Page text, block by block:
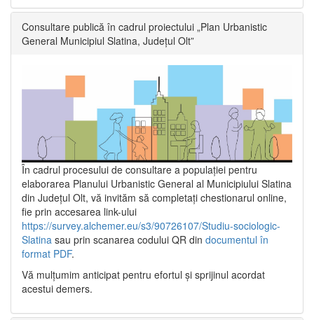
Consultare publică în cadrul proiectului „Plan Urbanistic
General Municipiul Slatina, Județul Olt”
În cadrul procesului de consultare a populaţiei pentru
elaborarea Planului Urbanistic General al Municipiului Slatina
din Județul Olt, vă invităm să completați chestionarul online,
fie prin accesarea link-ului
https://survey.alchemer.eu/s3/90726107/Studiu-sociologic-
Slatina sau prin scanarea codului QR din documentul în
format PDF.
Vă mulţumim anticipat pentru efortul şi sprijinul acordat
acestui demers.